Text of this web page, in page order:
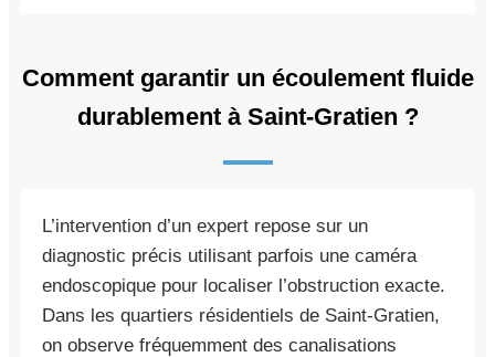
Comment garantir un écoulement fluide
durablement à Saint-Gratien ?
L’intervention d’un expert repose sur un
diagnostic précis utilisant parfois une caméra
endoscopique pour localiser l’obstruction exacte.
Dans les quartiers résidentiels de Saint-Gratien,
on observe fréquemment des canalisations